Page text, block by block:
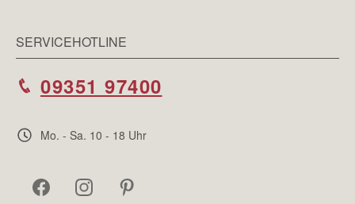
SERVICEHOTLINE
09351 97400
Mo. - Sa. 10 - 18 Uhr